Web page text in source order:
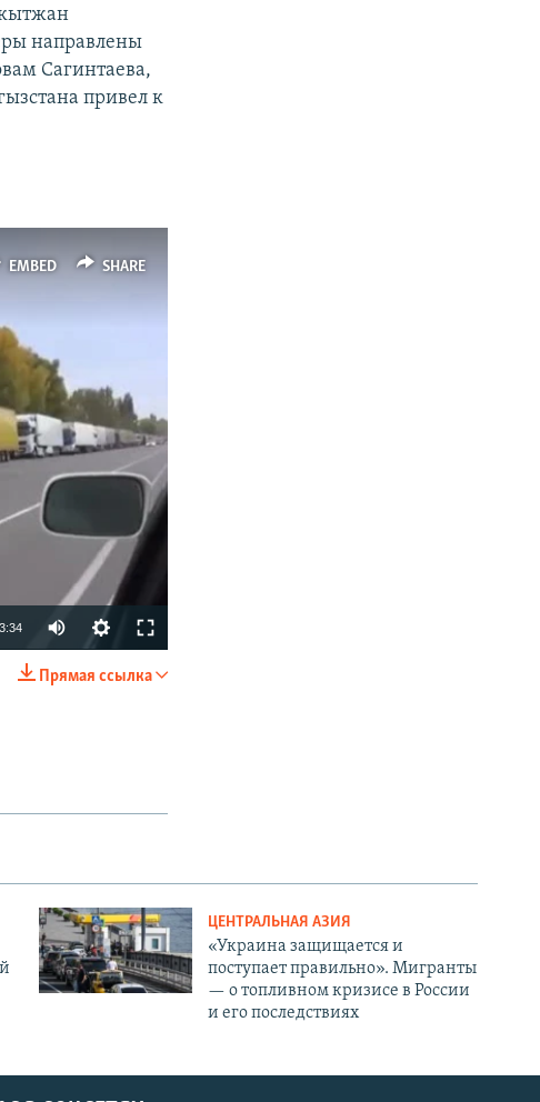
направлены
Сагинтаева,
привел к
EMBED SHARE
Прямая ссылка
ЦЕНТРАЛЬНАЯ АЗИЯ
«Украина защищается и
поступает правильно». Мигранты
— о топливном кризисе в России
и его последствиях